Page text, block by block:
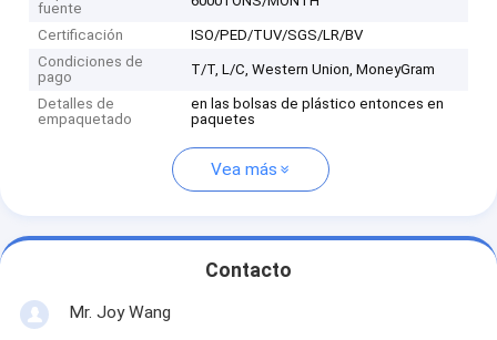
fuente
Certificación
ISO/PED/TUV/SGS/LR/BV
Condiciones de
pago
T/T, L/C, Western Union, MoneyGram
Detalles de
empaquetado
en las bolsas de plástico entonces en
paquetes
Vea más
Contacto
Mr. Joy Wang